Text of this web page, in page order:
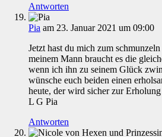
Antworten
Pia am 23. Januar 2021 um 09:00
Jetzt hast du mich zum
meinem Mann braucht es die
wenn ich ihn zu seinem Glück
wünsche euch beiden einen
heute, der wird sicher zur
L G Pia
Antworten